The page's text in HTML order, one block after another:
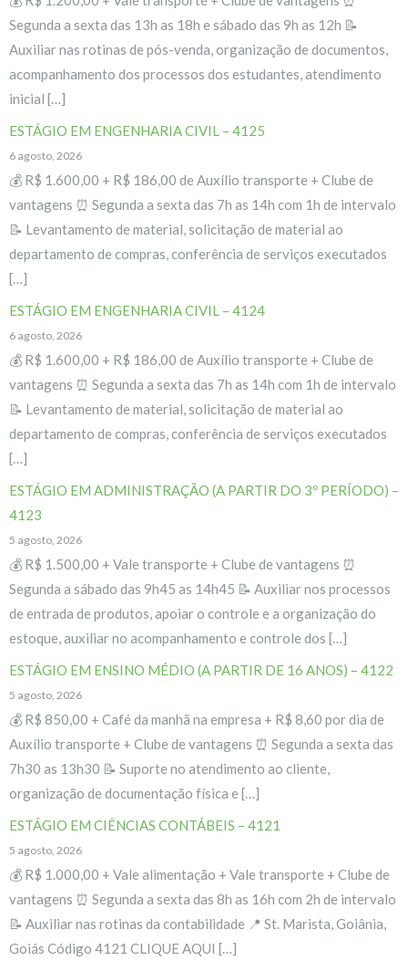
Segunda a sexta das 13h as 18h e sábado das 9h as 12h 📝
Auxiliar nas rotinas de pós-venda, organização de documentos,
acompanhamento dos processos dos estudantes, atendimento
inicial […]
ESTÁGIO EM ENGENHARIA CIVIL – 4125
6 agosto, 2026
💰 R$ 1.600,00 + R$ 186,00 de Auxílio transporte + Clube de
vantagens ⏰ Segunda a sexta das 7h as 14h com 1h de intervalo
📝 Levantamento de material, solicitação de material ao
departamento de compras, conferência de serviços executados
[…]
ESTÁGIO EM ENGENHARIA CIVIL – 4124
6 agosto, 2026
💰 R$ 1.600,00 + R$ 186,00 de Auxílio transporte + Clube de
vantagens ⏰ Segunda a sexta das 7h as 14h com 1h de intervalo
📝 Levantamento de material, solicitação de material ao
departamento de compras, conferência de serviços executados
[…]
ESTÁGIO EM ADMINISTRAÇÃO (A PARTIR DO 3º PERÍODO) –
4123
5 agosto, 2026
💰 R$ 1.500,00 + Vale transporte + Clube de vantagens ⏰
Segunda a sábado das 9h45 as 14h45 📝 Auxiliar nos processos
de entrada de produtos, apoiar o controle e a organização do
estoque, auxiliar no acompanhamento e controle dos […]
ESTÁGIO EM ENSINO MÉDIO (A PARTIR DE 16 ANOS) – 4122
5 agosto, 2026
💰 R$ 850,00 + Café da manhã na empresa + R$ 8,60 por dia de
Auxílio transporte + Clube de vantagens ⏰ Segunda a sexta das
7h30 as 13h30 📝 Suporte no atendimento ao cliente,
organização de documentação física e […]
ESTÁGIO EM CIÊNCIAS CONTÁBEIS – 4121
5 agosto, 2026
💰 R$ 1.000,00 + Vale alimentação + Vale transporte + Clube de
vantagens ⏰ Segunda a sexta das 8h as 16h com 2h de intervalo
📝 Auxiliar nas rotinas da contabilidade 📍 St. Marista, Goiânia,
Goiás Código 4121 CLIQUE AQUI […]